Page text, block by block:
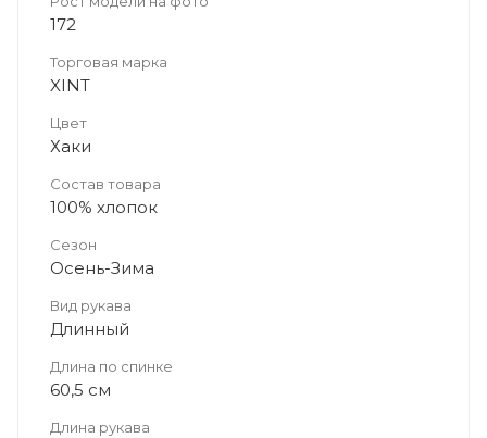
172
Торговая марка
XINT
Цвет
Хаки
Состав товара
100% хлопок
Сезон
Осень-Зима
Вид рукава
Длинный
Длина по спинке
60,5 см
Длина рукава